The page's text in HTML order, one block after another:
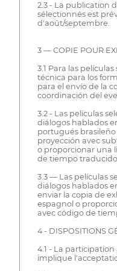
2.3 - La publication
sélectionnés est
d'août/septembre.
3 — COPIE POUR
3.1 Para las
técnica para los
para el envío de la
coordinación del
3.2 - Las películas
diálogos hablados
portugués
proyección avec
o proporcionar una
de tiempo
3.3 — Las películas
diálogos hablados
enviar la copia de
espagnol o
avec código de
4 - DISPOSITIONS
4.1 - La
implique